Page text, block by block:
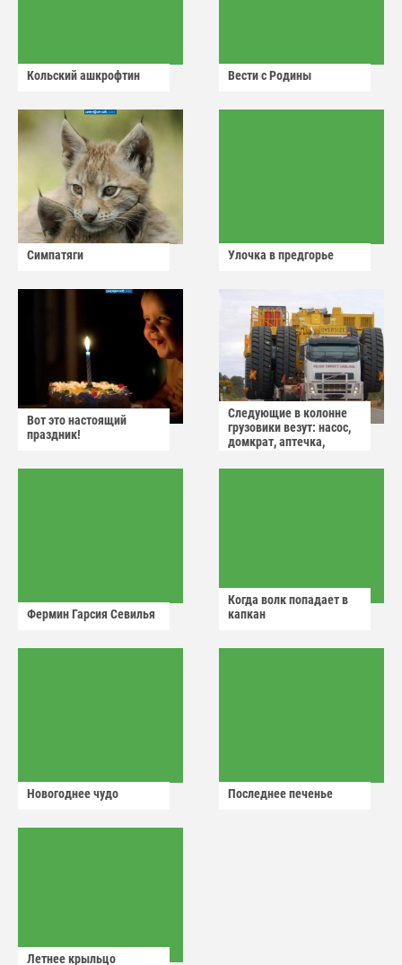
Кольский ашкрофтин Вести с Родины
Симпатяги Улочка в предгорье
Вот это настоящий
праздник!
Следующие в колонне
грузовики везут: насос,
домкрат, аптечка,
Фермин Гарсия Севилья
Когда волк попадает в
капкан
Новогоднее чудо Последнее печенье
Летнее крыльцо